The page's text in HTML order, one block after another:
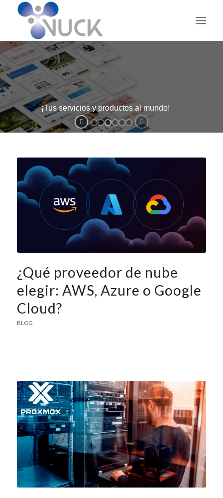
¡Tus servicios y productos al mundo!
¿Qué proveedor de nube
elegir: AWS, Azure o Google
Cloud?
BLOG